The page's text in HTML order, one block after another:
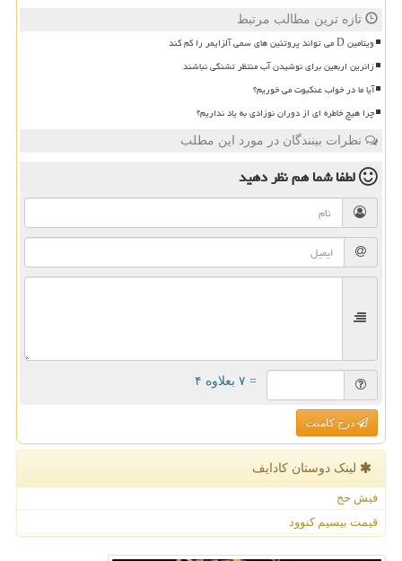
تازه ترین مطالب مرتبط
ویتامین D می تواند پروتئین های سمی آلزایمر را کم کند
زائرین اربعین برای نوشیدن آب منتظر تشنگی نباشند
آیا ما در خواب عنکبوت می خوریم؟
چرا هیچ خاطره ای از دوران نوزادی به یاد نداریم؟
نظرات بینندگان در مورد این مطلب
لطفا شما همنظر دهید
= ۷ بعلاوه ۴
درج کامنت
لینک دوستان كادایف
فیش حج
قیمت بیسیم کنوود